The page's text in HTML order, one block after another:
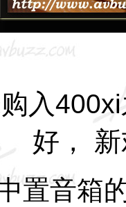
入400xi
好，
置音箱